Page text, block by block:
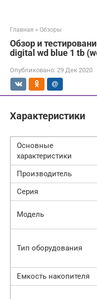
Главная » Обзоры
Обзор и
digital wd blue 1 tb
Опубликовано: 29 Дек 2020
Характеристики
Основные
характеристики
Производитель
Серия
Модель
Тип оборудования
Емкость накопителя